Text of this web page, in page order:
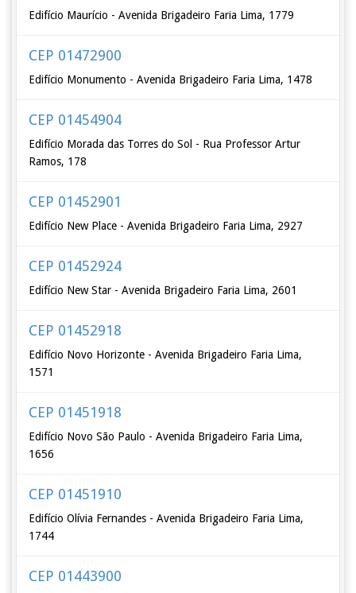
Edifício Maurício - Avenida Brigadeiro Faria Lima, 1779
CEP 01472900
Edifício Monumento - Avenida Brigadeiro Faria Lima, 1478
CEP 01454904
Edifício Morada das Torres do Sol - Rua Professor Artur
Ramos, 178
CEP 01452901
Edifício New Place - Avenida Brigadeiro Faria Lima, 2927
CEP 01452924
Edifício New Star - Avenida Brigadeiro Faria Lima, 2601
CEP 01452918
Edifício Novo Horizonte - Avenida Brigadeiro Faria Lima,
1571
CEP 01451918
Edifício Novo São Paulo - Avenida Brigadeiro Faria Lima,
1656
CEP 01451910
Edifício Olívia Fernandes - Avenida Brigadeiro Faria Lima,
1744
CEP 01443900